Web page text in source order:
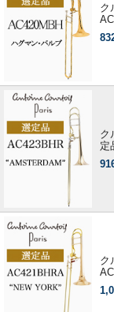
ク
ク
定
ク